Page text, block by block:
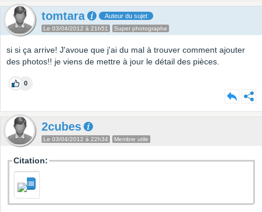
tomtara Auteur du sujet
Le 03/04/2012 à 21h51 Super photographe
si si ça arrive! J'avoue que j'ai du mal à trouver comment ajouter
des photos!! je viens de mettre à jour le détail des pièces.
0
2cubes
Le 03/04/2012 à 22h34 Membre utile
Citation: